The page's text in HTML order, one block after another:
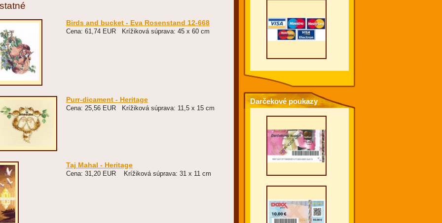
Birds and bucket - Eva Rosenstand 12-668
Cena: 61,74 EUR Krížiková súprava: 45 x 60 cm
Purr-dicament - Heritage
Cena: 25,56 EUR Krížiková súprava: 11,5 x 15 cm
Taj Mahal - Heritage
Cena: 31,20 EUR Krížiková súprava: 31 x 11 cm
Darčekové poukazy